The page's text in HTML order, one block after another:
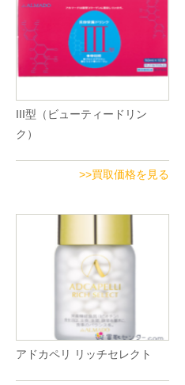
III型（ビューティードリン
ク）
>>買取価格を見る
アドカペリ リッチセレクト